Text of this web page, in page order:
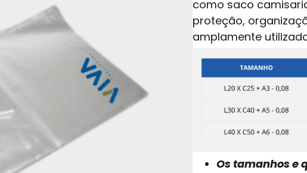
como saco
proteção,
amplamente
Os tamanhos e